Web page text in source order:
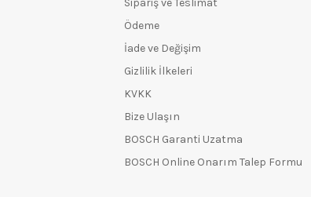
Ödeme
İade ve Değişim
Gizlilik İlkeleri
KVKK
Bize Ulaşın
BOSCH Garanti Uzatma
BOSCH Online Onarım Talep Formu